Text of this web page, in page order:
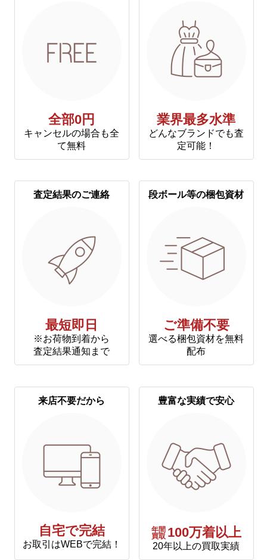
全部0円
キャンセルの場合も全
て無料
業界最多水準
どんなブランドでも査
定可能！
査定結果のご連絡
最短即日
※お荷物到着から
査定結果通知まで
段ボール等の梱包資材
ご準備不要
選べる梱包資材を無料
配布
来店不要だから
自宅で完結
お取引はWEBで完結！
豊富な実績で安心
年間
買取 100万着以上
20年以上の買取実績